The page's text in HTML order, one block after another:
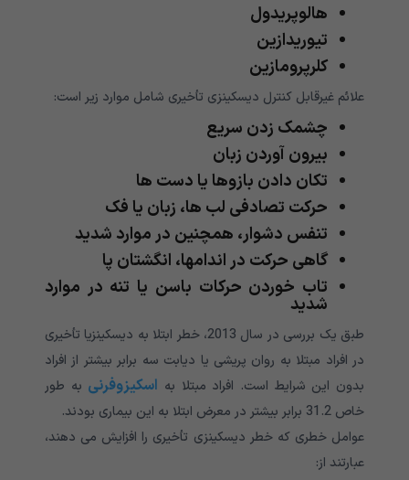
هالوپریدول
تیوریدازین
کلرپرومازین
علائم غیرقابل کنترل دیسکینزی تأخیری شامل موارد زیر است:
چشمک زدن سریع
بیرون آوردن زبان
تکان دادن بازوها یا دست ها
حرکت تصادفی لب ها، زبان یا فک
تنفس دشوار، همچنین در موارد شدید
گاهی حرکت در اندامها، انگشتان پا
تاب خوردن حرکات باسن یا تنه در موارد
شدید
طبق یک بررسی در سال 2013، خطر ابتلا به دیسکینزیا تأخیری
در افراد مبتلا به روان پریشی یا دیابت سه برابر بیشتر از افراد
بدون این شرایط است. افراد مبتلا به اسکیزوفرنی به طور
خاص 31.2 برابر بیشتر در معرض ابتلا به این بیماری بودند.
عوامل خطری که خطر دیسکینزی تأخیری را افزایش می دهند،
عبارتند از: